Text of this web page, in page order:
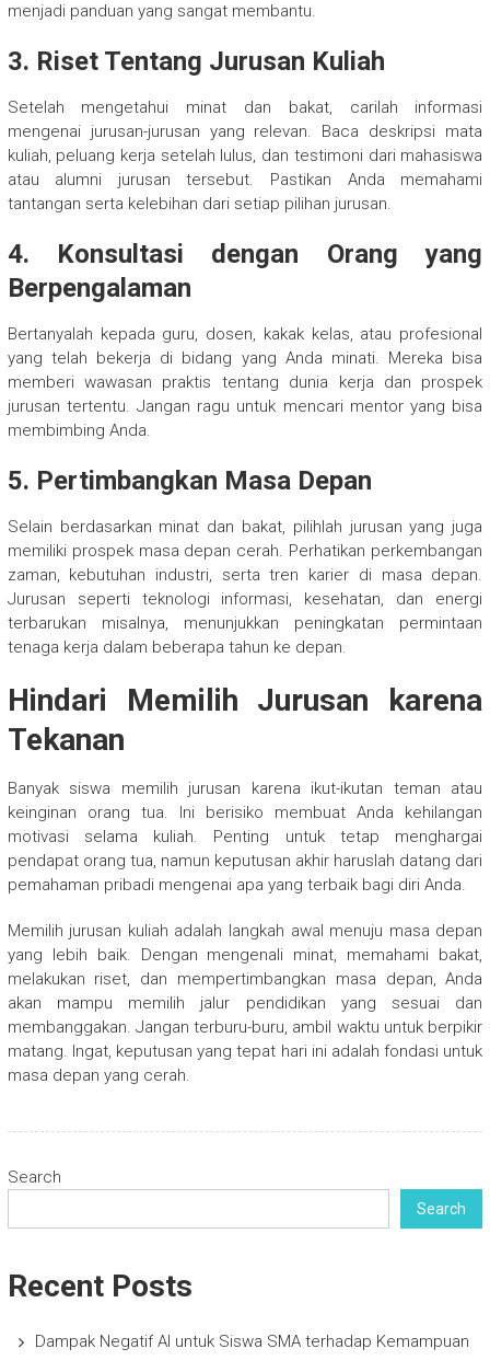
menjadi panduan yang sangat membantu.
3. Riset Tentang Jurusan Kuliah
Setelah mengetahui minat dan bakat, carilah informasi
mengenai jurusan-jurusan yang relevan. Baca deskripsi mata
kuliah, peluang kerja setelah lulus, dan testimoni dari mahasiswa
atau alumni jurusan tersebut. Pastikan Anda memahami
tantangan serta kelebihan dari setiap pilihan jurusan.
4. Konsultasi dengan Orang yang
Berpengalaman
Bertanyalah kepada guru, dosen, kakak kelas, atau profesional
yang telah bekerja di bidang yang Anda minati. Mereka bisa
memberi wawasan praktis tentang dunia kerja dan prospek
jurusan tertentu. Jangan ragu untuk mencari mentor yang bisa
membimbing Anda.
5. Pertimbangkan Masa Depan
Selain berdasarkan minat dan bakat, pilihlah jurusan yang juga
memiliki prospek masa depan cerah. Perhatikan perkembangan
zaman, kebutuhan industri, serta tren karier di masa depan.
Jurusan seperti teknologi informasi, kesehatan, dan energi
terbarukan misalnya, menunjukkan peningkatan permintaan
tenaga kerja dalam beberapa tahun ke depan.
Hindari Memilih Jurusan karena
Tekanan
Banyak siswa memilih jurusan karena ikut-ikutan teman atau
keinginan orang tua. Ini berisiko membuat Anda kehilangan
motivasi selama kuliah. Penting untuk tetap menghargai
pendapat orang tua, namun keputusan akhir haruslah datang dari
pemahaman pribadi mengenai apa yang terbaik bagi diri Anda.
Memilih jurusan kuliah adalah langkah awal menuju masa depan
yang lebih baik. Dengan mengenali minat, memahami bakat,
melakukan riset, dan mempertimbangkan masa depan, Anda
akan mampu memilih jalur pendidikan yang sesuai dan
membanggakan. Jangan terburu-buru, ambil waktu untuk berpikir
matang. Ingat, keputusan yang tepat hari ini adalah fondasi untuk
masa depan yang cerah.
Search
Search
Recent Posts
Dampak Negatif AI untuk Siswa SMA terhadap Kemampuan